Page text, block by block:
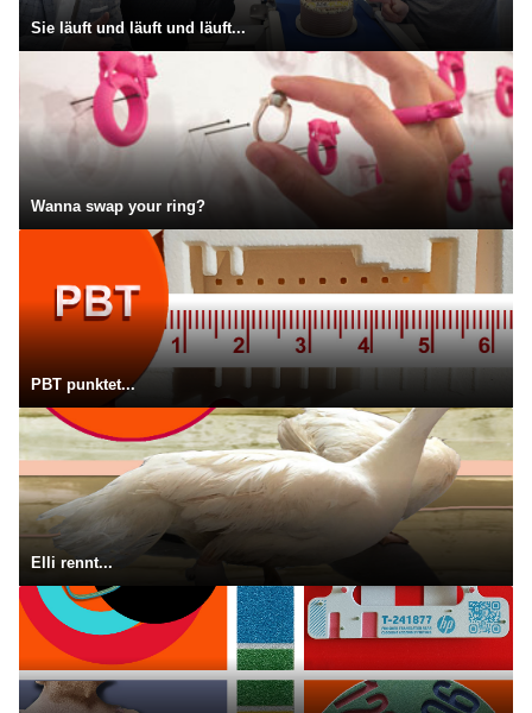
Sie läuft und läuft und läuft...
Wanna swap your ring?
PBT punktet...
Elli rennt...